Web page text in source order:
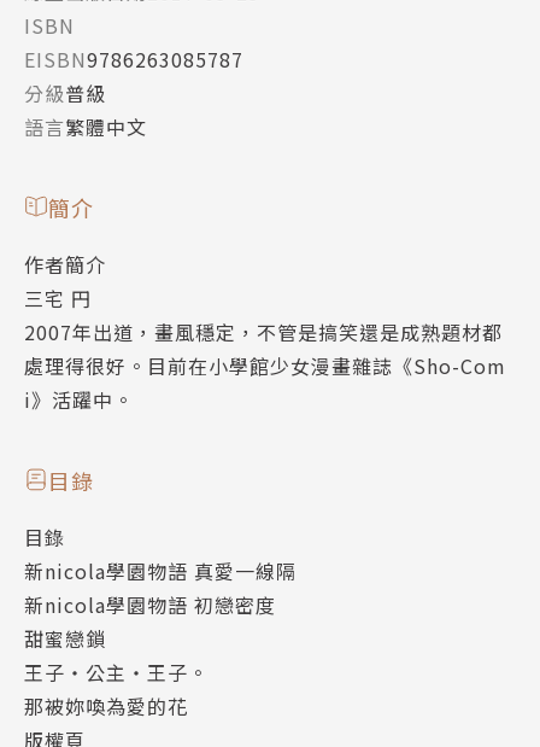
ISBN
EISBN9786263085787
分級普級
語言繁體中文
簡介
作者簡介
三宅 円
2007年出道，畫風穩定，不管是搞笑還是成熟題材都
處理得很好。目前在小學館少女漫畫雜誌《Sho-Com
i》活躍中。
目錄
目錄
新nicola學園物語 真愛一線隔
新nicola學園物語 初戀密度
甜蜜戀鎖
王子・公主・王子。
那被妳喚為愛的花
版權頁